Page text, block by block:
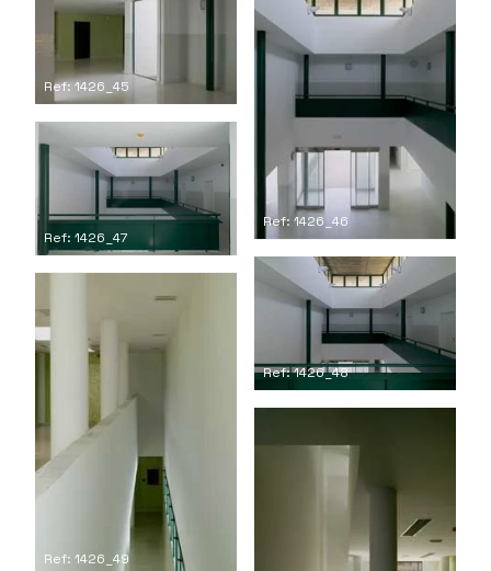
Ref: 1426_45
Ref: 1426_46
Ref: 1426_47
Ref: 1426_48
Ref: 1426_49